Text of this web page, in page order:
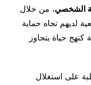
الشخصي، من خلال
لديهم تجاه حماية
كنهج حياة يتجاوز
على استغلال